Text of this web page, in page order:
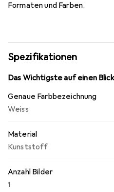
Formaten und Farben.
Spezifikationen
Das Wichtigste auf einen Blick
Genaue Farbbezeichnung
Weiss
Material
Kunststoff
Anzahl Bilder
1